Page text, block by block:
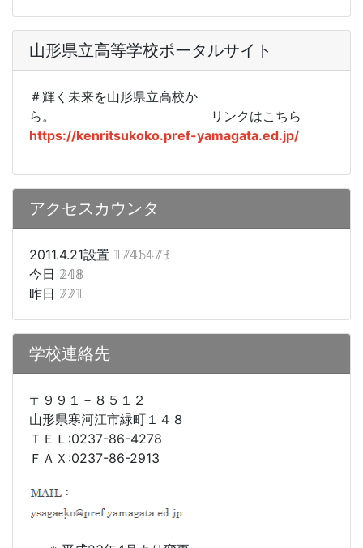
山形県立高等学校ポータルサイト
＃輝く未来を山形県立高校か
ら。
リンクはこちら
https://kenritsukoko.pref-yamagata.ed.jp/
アクセスカウンタ
2011.4.21設置 𝟙𝟟𝟜𝟞𝟜𝟟𝟛
今日 𝟚𝟜𝟠
昨日 𝟚𝟚𝟙
学校連絡先
〒９９１－８５１２
山形県寒河江市緑町１４８
ＴＥＬ:0237-86-4278
ＦＡＸ:0237-86-2913